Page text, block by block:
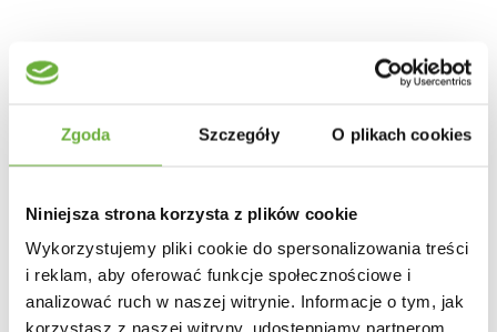
Zgoda Szczegóły O plikach cookies
Niniejsza strona korzysta z plików cookie
Wykorzystujemy pliki cookie do spersonalizowania treści
i reklam, aby oferować funkcje społecznościowe i
analizować ruch w naszej witrynie. Informacje o tym, jak
korzystasz z naszej witryny, udostępniamy partnerom